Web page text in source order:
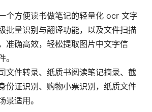
个方便读书做笔记的轻量化 ocr 文字
批量识别与翻译功能，以及文件扫描
准确高效，轻松提取图片中文字信
文件转录、纸质书阅读笔记摘录、截
份证识别、购物小票识别，纸质文件
景适用。